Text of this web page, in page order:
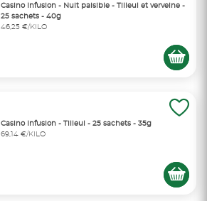
Casino Infusion - Nuit paisible - Tilleul et verveine -
25 sachets - 40g
46,25 €/KILO
Casino Infusion - Tilleul - 25 sachets - 35g
69,14 €/KILO